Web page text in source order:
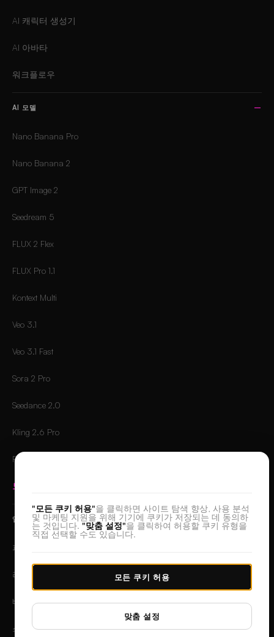
AI 캐릭터 생성기
AI 아바타
워크플로우
AI 모델
Nano Banana Pro
Nano Banana 2
GPT Image 2
Seedream 5
FLUX 2 Flex
FLUX Pro 1.1
Kontext Multi
Veo 3.1
Veo 3.1 Fast
Sora 2 Pro
Seedance 2.0
Kling 2.6 Pro
Runway Gen-4.5
모든 모델 비교
앱
피부 리터칭
리터칭
배경 제거
스포트라이트
"모든 쿠키 허용"을 클릭하면 사이트 탐색 향상, 사용 분석
및 마케팅 지원을 위해 기기에 쿠키가 저장되는 데 동의하
는 것입니다. "맞춤 설정"을 클릭하여 허용할 쿠키 유형을
직접 선택할 수도 있습니다.
맞춤 설정
모든 쿠키 허용